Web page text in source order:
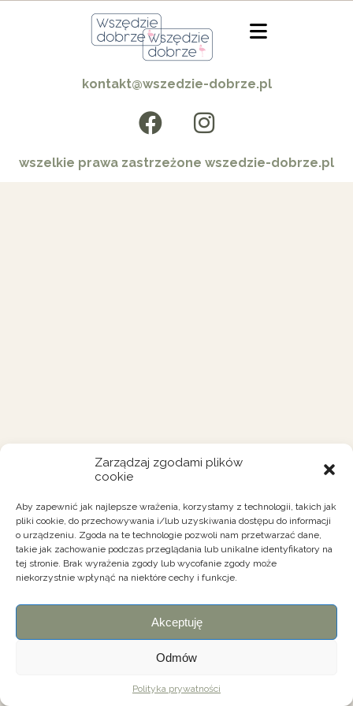
Zarządzaj zgodami plików
cookie
Aby zapewnić jak najlepsze wrażenia, korzystamy z technologii, takich jak
pliki cookie, do przechowywania i/lub uzyskiwania dostępu do informacji
o urządzeniu. Zgoda na te technologie pozwoli nam przetwarzać dane,
takie jak zachowanie podczas przeglądania lub unikalne identyfikatory na
tej stronie. Brak wyrażenia zgody lub wycofanie zgody może
niekorzystnie wpłynąć na niektóre cechy i funkcje.
Akceptuję
Odmów
Polityka prywatności
kontakt@wszedzie-dobrze.pl
wszelkie prawa zastrzeżone wszedzie-dobrze.pl